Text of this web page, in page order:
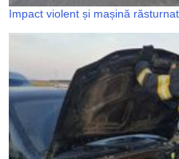
Impact violent și mașină